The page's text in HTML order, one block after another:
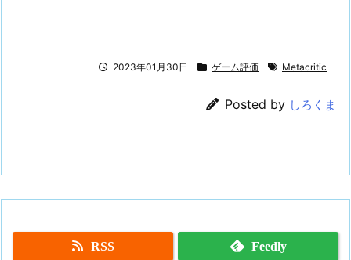
2023年01月30日 ゲーム評価 Metacritic
Posted by しろくま
RSS Feedly